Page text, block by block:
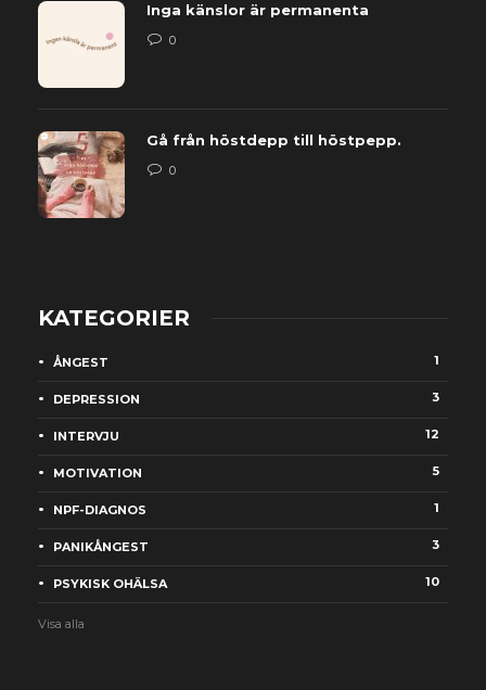
Inga känslor är permanenta
0
Gå från höstdepp till höstpepp.
0
KATEGORIER
ÅNGEST 1
DEPRESSION 3
INTERVJU 12
MOTIVATION 5
NPF-DIAGNOS 1
PANIKÅNGEST 3
PSYKISK OHÄLSA 10
Visa alla